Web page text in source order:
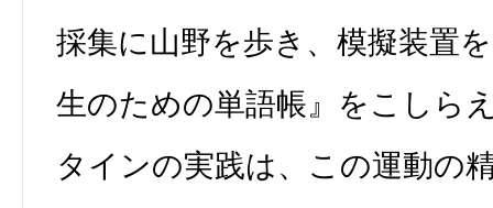
採集に山野を歩き、模擬装置
生のための単語帳』をこしら
タインの実践は、この運動の